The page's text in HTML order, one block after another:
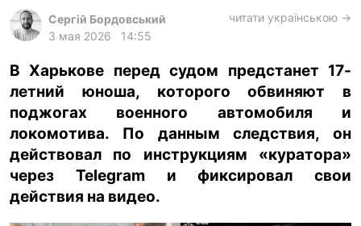
лонгриды
харьков
архив
gambling
Сергій Бордовський
3 мая 2026
14:55
читати українською →
В Харькове перед судом предстанет 17-
летний юноша, которого обвиняют в
поджогах военного автомобиля и
локомотива. По данным следствия, он
действовал по инструкциям «куратора»
через Telegram и фиксировал свои
действия на видео.